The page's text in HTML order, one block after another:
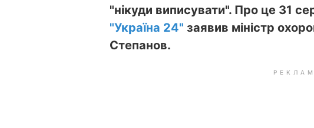
"нікуди виписувати". Про це 31
"Україна 24" заявив міністр
Степанов.